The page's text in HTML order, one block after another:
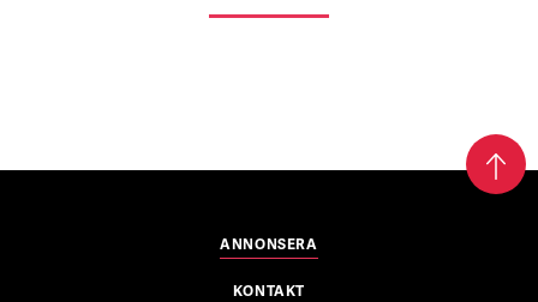
ANNONSERA
KONTAKT